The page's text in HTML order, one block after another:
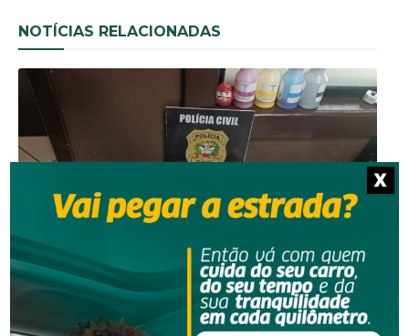
NOTÍCIAS RELACIONADAS
Operação da Polícia Civil resulta na prisão de três
pessoas em Orleans
X